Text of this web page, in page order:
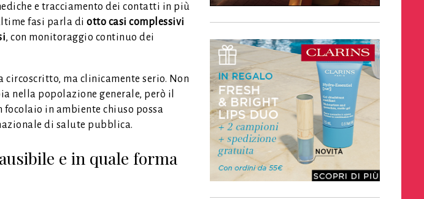
e tracciamento dei contatti in più
fasi parla di otto casi complessivi
, con monitoraggio continuo dei
circoscritto, ma clinicamente serio. Non
nella popolazione generale, però il
in ambiente chiuso possa
di salute pubblica.
e in quale forma